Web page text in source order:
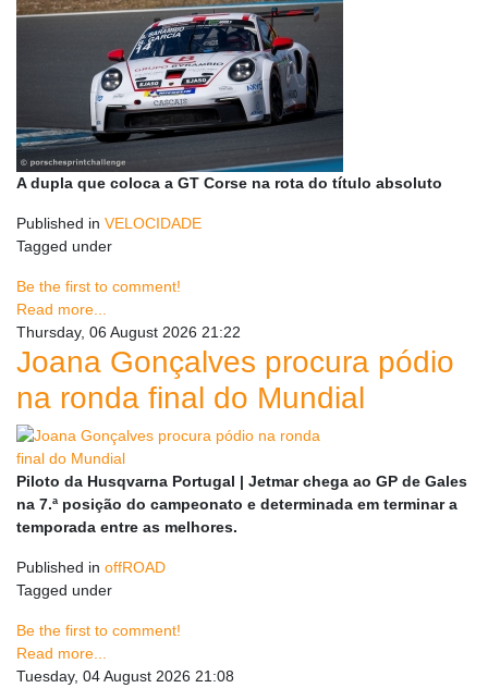
A dupla que coloca a GT Corse na rota do título absoluto
Published in VELOCIDADE
Tagged under
Be the first to comment!
Read more...
Thursday, 06 August 2026 21:22
Joana Gonçalves procura pódio
na ronda final do Mundial
Piloto da Husqvarna Portugal | Jetmar chega ao GP de Gales
na 7.ª posição do campeonato e determinada em terminar a
temporada entre as melhores.
Published in offROAD
Tagged under
Be the first to comment!
Read more...
Tuesday, 04 August 2026 21:08